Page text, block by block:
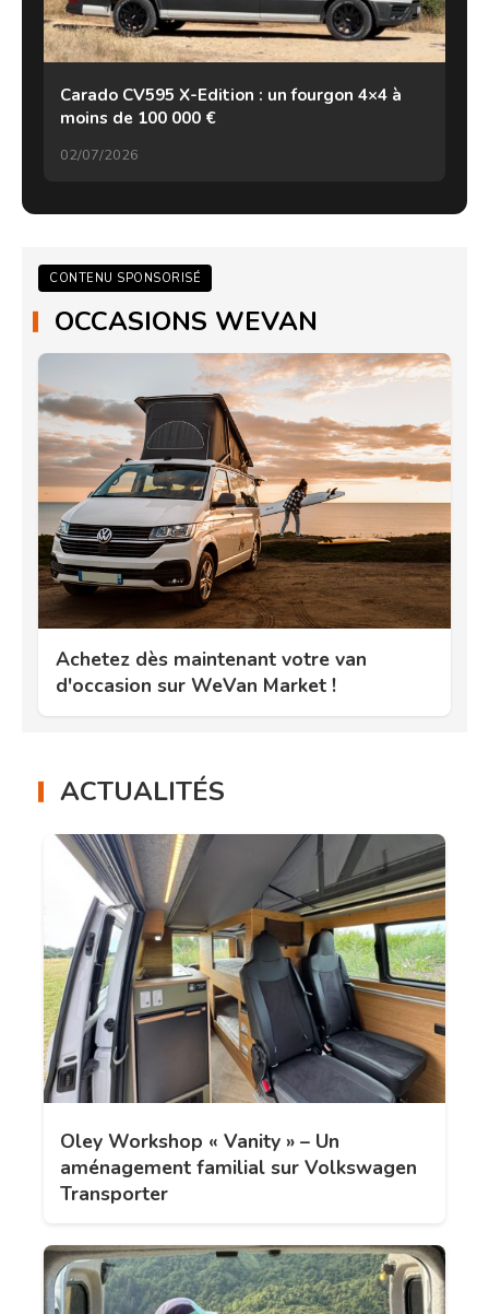
Carado CV595 X-Edition : un fourgon 4×4 à
moins de 100 000 €
02/07/2026
CONTENU SPONSORISÉ
OCCASIONS WEVAN
Achetez dès maintenant votre van
d'occasion sur WeVan Market !
ACTUALITÉS
Oley Workshop « Vanity » – Un
aménagement familial sur Volkswagen
Transporter